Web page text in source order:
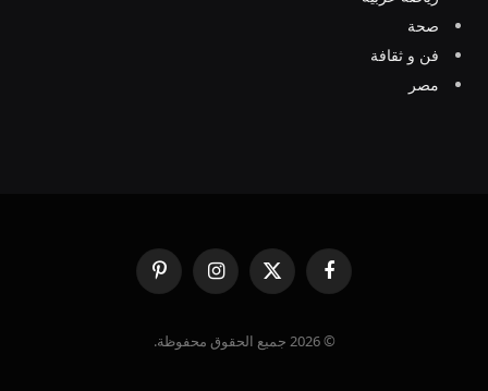
صحة
فن و ثقافة
مصر
فيسبوك
X
(Twitter)
الانستغرامبينتيريست
© 2026 جميع الحقوق محفوظة.